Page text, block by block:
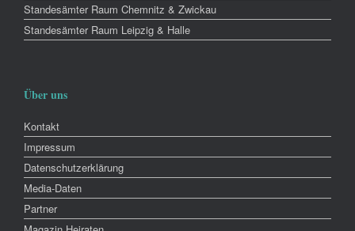
Standesämter Raum Chemnitz & Zwickau
Standesämter Raum Leipzig & Halle
Über uns
Kontakt
Impressum
Datenschutzerklärung
Media-Daten
Partner